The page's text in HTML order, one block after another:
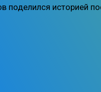
историей